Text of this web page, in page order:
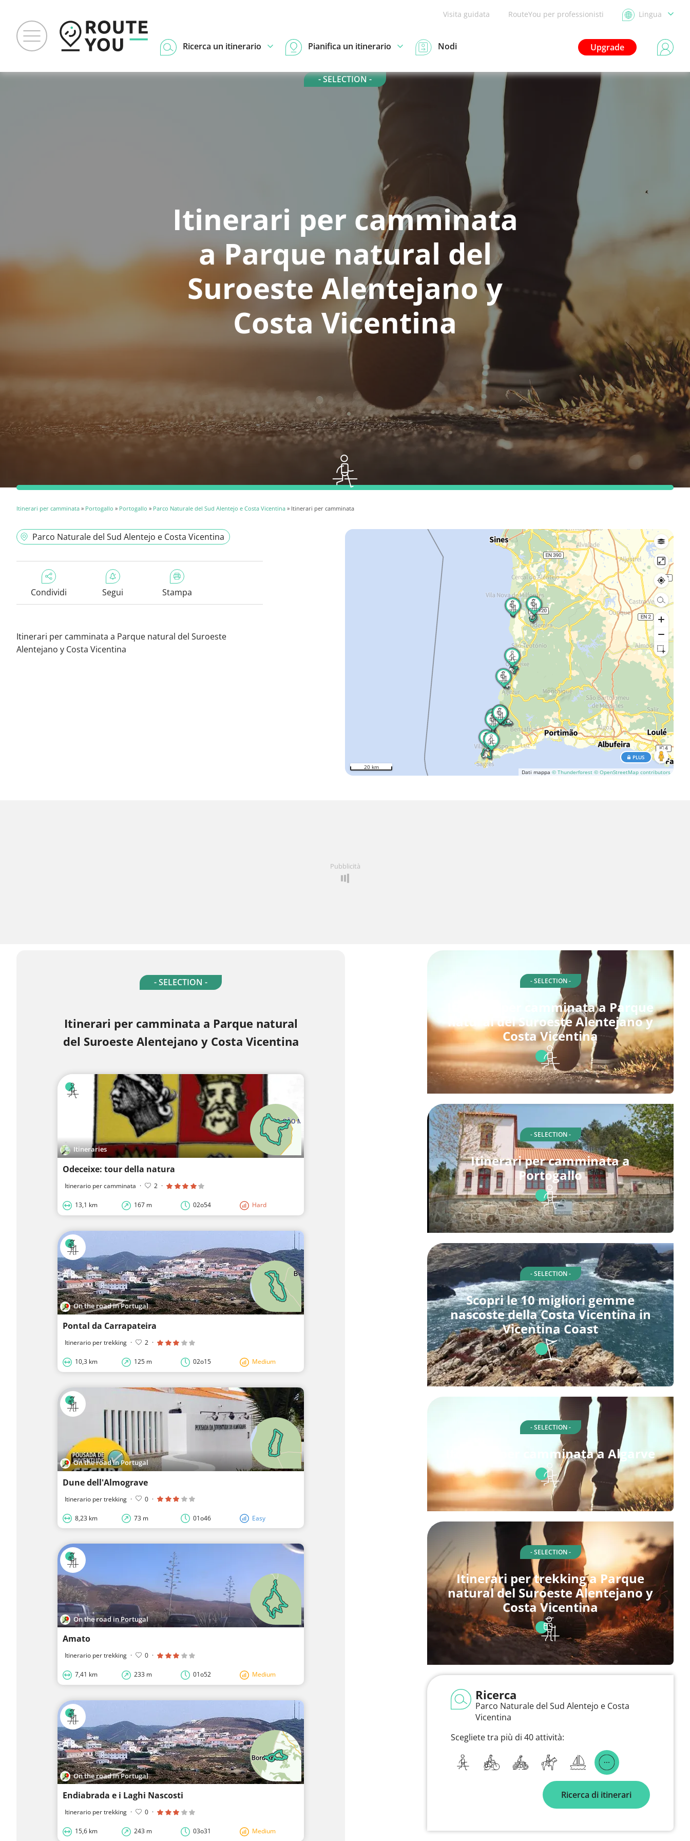
Visita guidata RouteYou per professionisti Lingua
Upgrade
Ricerca un itinerario Pianifica un itinerario Nodi
- SELECTION -
Itinerari per camminata
a Parque natural del
Suroeste Alentejano y
Costa Vicentina
Itinerari per camminata » Portogallo » Portogallo » Parco Naturale del Sud Alentejo e Costa Vicentina » Itinerari per camminata
Parco Naturale del Sud Alentejo e Costa Vicentina
Condividi Segui Stampa
Itinerari per camminata a Parque natural del Suroeste
Alentejano y Costa Vicentina
Dati mappa © Thunderforest © OpenStreetMap contributors
PLUS
20 km
Pubblicità
- SELECTION -
Itinerari per camminata a Parque natural
del Suroeste Alentejano y Costa Vicentina
Itineraries
Odeceixe: tour della natura
Itinerario per camminata · 2 ·
13,1 km 167 m 02o54 Hard
On the road in Portugal
Pontal da Carrapateira
Itinerario per trekking · 2 ·
10,3 km 125 m 02o15 Medium
On the road in Portugal
Dune dell'Almograve
Itinerario per trekking · 0 ·
8,23 km 73 m 01o46 Easy
On the road in Portugal
Amato
Itinerario per trekking · 0 ·
7,41 km 233 m 01o52 Medium
On the road in Portugal
Endiabrada e i Laghi Nascosti
Itinerario per trekking · 0 ·
15,6 km 243 m 03o31 Medium
- SELECTION -
Itinerari per camminata a Parque
natural del Suroeste Alentejano y
Costa Vicentina
- SELECTION -
Itinerari per camminata a
Portogallo
- SELECTION -
Scopri le 10 migliori gemme
nascoste della Costa Vicentina in
Vicentina Coast
- SELECTION -
Itinerari per camminata a Algarve
- SELECTION -
Itinerari per trekking a Parque
natural del Suroeste Alentejano y
Costa Vicentina
Ricerca
Parco Naturale del Sud Alentejo e Costa
Vicentina
Scegliete tra più di 40 attività:
Ricerca di itinerari